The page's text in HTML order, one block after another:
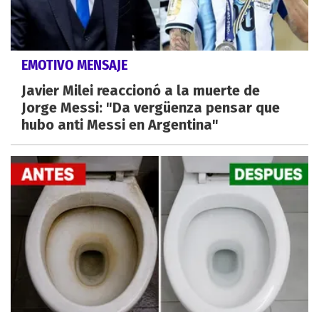
EMOTIVO MENSAJE
Javier Milei reaccionó a la muerte de
Jorge Messi: "Da vergüenza pensar que
hubo anti Messi en Argentina"